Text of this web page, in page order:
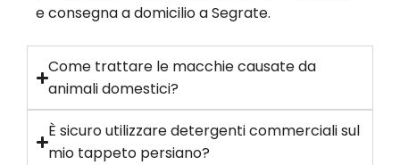
e consegna a domicilio a Segrate.
Come trattare le macchie causate da
animali domestici?
È sicuro utilizzare detergenti commerciali sul
mio tappeto persiano?